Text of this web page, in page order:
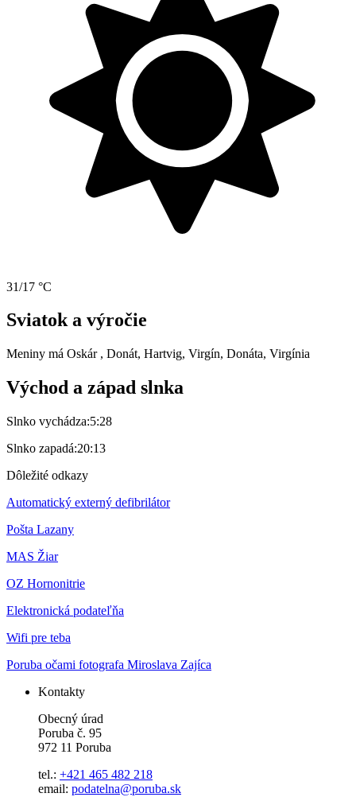
31/17 °C
Sviatok a výročie
Meniny má Oskár , Donát, Hartvig, Virgín, Donáta, Virgínia
Východ a západ slnka
Slnko vychádza:5:28
Slnko zapadá:20:13
Dôležité odkazy
Automatický externý defibrilátor
Pošta Lazany
MAS Žiar
OZ Hornonitrie
Elektronická podateľňa
Wifi pre teba
Poruba očami fotografa Miroslava Zajíca
Kontakty
Obecný úrad
Poruba č. 95
972 11 Poruba
tel.: +421 465 482 218
email: podatelna@poruba.sk